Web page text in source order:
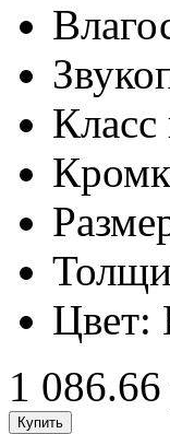
Цвет:
1 086.66